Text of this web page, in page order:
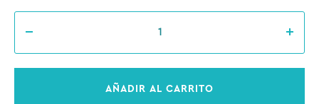
AÑADIR AL CARRITO